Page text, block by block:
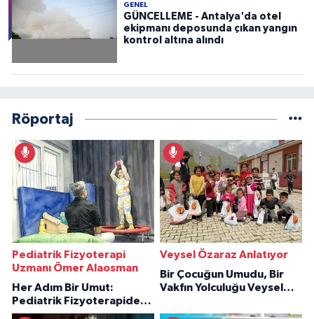
GENEL
GÜNCELLEME - Antalya'da otel
ekipmanı deposunda çıkan yangın
kontrol altına alındı
Röportaj
Pediatrik Fizyoterapi
Uzmanı Ömer Alaosman
Her Adım Bir Umut:
Pediatrik Fizyoterapiden
İlham Veren Hikâyeler
Veysel Özaraz Anlatıyor
Bir Çocuğun Umudu, Bir
Vakfın Yolculuğu Veysel